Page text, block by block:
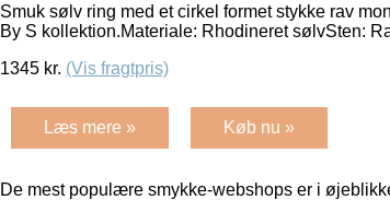
Smuk sølv ring med et cirkel formet stykke rav
By S kollektion.Materiale: Rhodineret sølvSten:
1345 kr. (Vis fragtpris)
Læs mere » Køb nu »
De mest populære smykke-webshops er i